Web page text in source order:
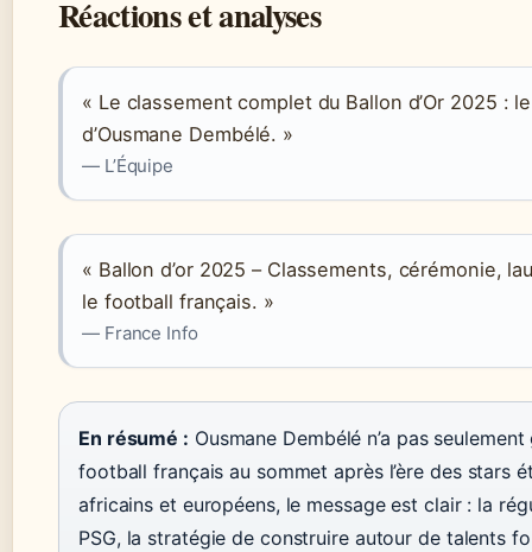
Réactions et analyses
« Le classement complet du Ballon d’Or 2025 :
d’Ousmane Dembélé. »
— L’Équipe
« Ballon d’or 2025 – Classements, cérémonie,
le football français. »
— France Info
En résumé : Ousmane Dembélé n’a pas
football français au sommet après l’ère des stars
africains et européens, le message est clair : la
PSG, la stratégie de construire autour de talents